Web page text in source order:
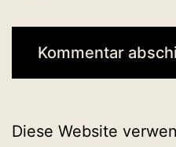
Diese Website